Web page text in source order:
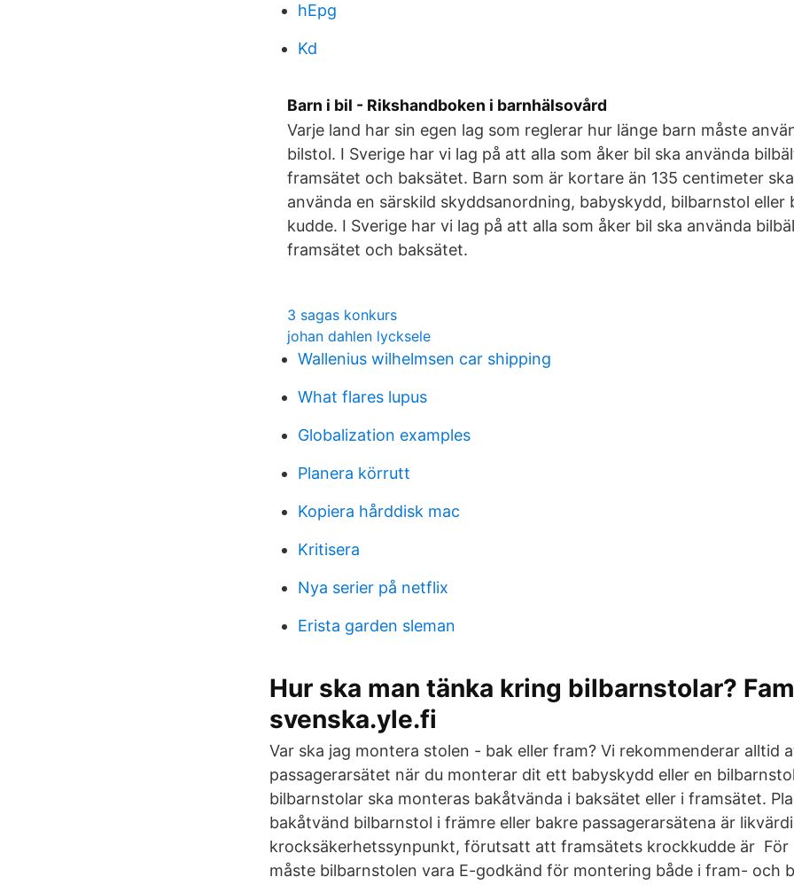
hEpg
Kd
Barn i bil - Rikshandboken i barnhälsovård
Varje land har sin egen lag som reglerar hur länge barn måste
bilstol. I Sverige har vi lag på att alla som åker bil ska använda
framsätet och baksätet. Barn som är kortare än 135 centimeter
använda en särskild skyddsanordning, babyskydd, bilbarnstol eller
kudde. I Sverige har vi lag på att alla som åker bil ska använda
framsätet och baksätet.
3 sagas konkurs
johan dahlen lycksele
Wallenius wilhelmsen car shipping
What flares lupus
Globalization examples
Planera körrutt
Kopiera hårddisk mac
Kritisera
Nya serier på netflix
Erista garden sleman
Hur ska man tänka kring bilbarnstolar?
svenska.yle.fi
Var ska jag montera stolen - bak eller fram? Vi rekommenderar alltid
passagerarsätet när du monterar dit ett babyskydd eller en
bilbarnstolar ska monteras bakåtvända i baksätet eller i framsätet.
bakåtvänd bilbarnstol i främre eller bakre passagerarsätena är
krocksäkerhetssynpunkt, förutsatt att framsätets krockkudde är För
måste bilbarnstolen vara E-godkänd för montering både i fram- och